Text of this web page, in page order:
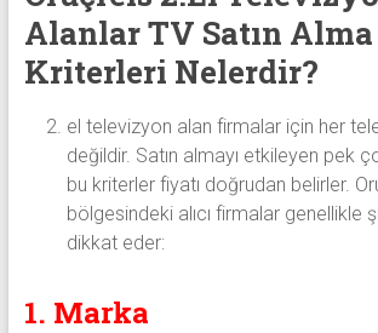
Alanlar TV Satın Alma
Kriterleri Nelerdir?
el televizyon alan firmalar için her
değildir. Satın almayı etkileyen pek
bu kriterler fiyatı doğrudan belirler.
bölgesindeki alıcı firmalar genellikle
dikkat eder:
1. Marka